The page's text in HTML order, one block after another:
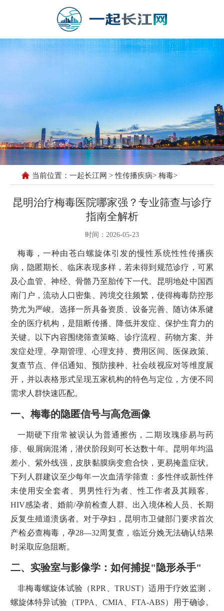
当前位置： 一起长江网 >性传播疾病> 梅毒>
昆明治疗梅毒医院哪家强？专业筛查与诊疗
指南全解析
时间：2026-05-23
梅毒，一种由苍白螺旋体引发的慢性系统性性传播疾
病，隐匿期长、临床表现多样，若未得到规范诊疗，可累
及心血管、神经、骨骼乃至胎传下一代。昆明地处中国西
南门户，流动人口密集、跨境交往频繁，使得梅毒防控形
势尤为严峻。选择一所具备资质、设备完善、随访体系健
全的医疗机构，是阻断传播、降低并发症、保护生育力的
关键。以下内容围绕筛查策略、诊疗流程、药物方案、并
发症处理、孕期管理、心理支持、费用区间、医保政策、
复查节点、伴侣通知、预防接种、社会歧视应对等维度展
开，并以表格形式呈现五家机构的特色与定位，方便不同
需求人群快速匹配。
一、梅毒的隐匿信号与高危画像
一期硬下疳常被误认为普通擦伤，二期玫瑰疹易与药
疹、银屑病混淆，潜伏阶段则可长达数十年。昆明年均温
差小、紫外线强，皮肤黏膜病变愈合快，更易掩盖症状。
下列人群建议至少每年一次血清学筛查：多性伴或新性伴
未使用安全套者、男男性行为者、性工作者及其顾客、
HIV感染者、婚前/孕前检查人群、出入境体检人员、长期
反复生殖道溃疡者。对于孕妇，昆明市卫健部门要求首次
产检必查梅毒，孕28—32周复查，临近分娩无法确认结果
时采取应急阻断。
二、实验室与影像学：如何捕捉"隐形杀手"
非梅毒螺旋体试验（RPR、TRUST）适用于疗效监测，
螺旋体特异试验（TPPA、CMIA、FTA-ABS）用于确诊。